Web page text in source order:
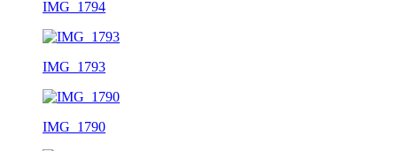
IMG_1794
IMG_1793
IMG_1790